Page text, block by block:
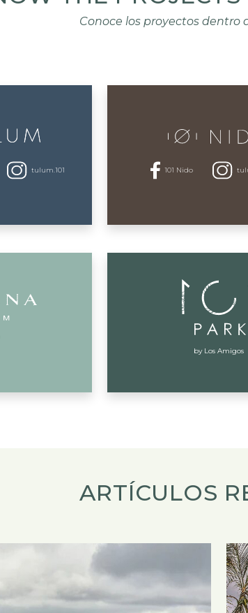
Conoce los proyectos dentro
tulum.101 101 Nido
by Los Amigos
ARTÍCULOS